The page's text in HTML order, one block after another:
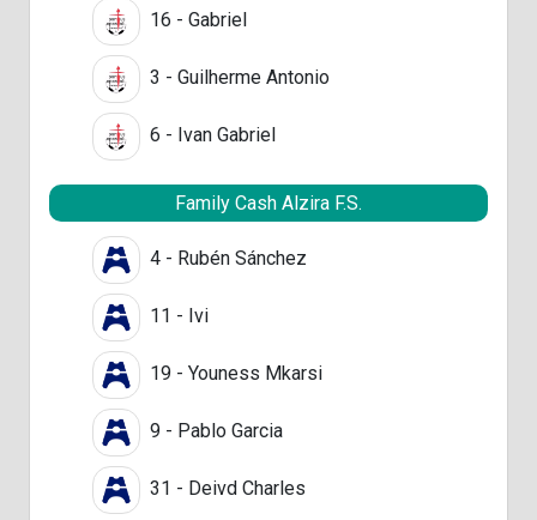
16 - Gabriel
3 - Guilherme Antonio
6 - Ivan Gabriel
Family Cash Alzira F.S.
4 - Rubén Sánchez
11 - Ivi
19 - Youness Mkarsi
9 - Pablo Garcia
31 - Deivd Charles